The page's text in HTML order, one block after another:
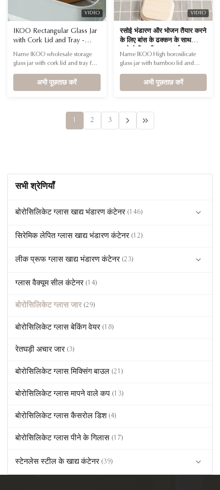
VIDEO
IKOO Rectangular Glass Jar
with Cork Lid and Tray -
High Borosilicate Glass
Storage Jar for 300ml and
Bathroom Accessories
Name IKOO wholesale storage
glass jar with cork lid and tray for
Shape Round Capacity
300ml,715ml Container Material
container can not only store, but
अभी पूछताछ करें
VIDEO
रसोई भंडारण और भोजन तैयार करने
के लिए बांस के ढक्कन के साथ
इकोओ रिब्ड डिज़ाइन हाई
बोरोसिलिकेट ग्लास जार
Name IKOO High borosilicate
glass jar with bamboo lid and
975ml,1280ml,1545ml,1880ml
Container Material High
[Airtight Ribbed Glass Jars with
Lids and Spoons] These airtight
अभी पूछताछ करें
1 2 3
सभी श्रेणियाँ
बोरोसिलिकेट ग्लास खाद्य भंडारण कंटेनर (146)
ग्लास ढक्कन कंटेनर (19)
कूल लॉक ग्लास कंटेनर (23)
4 लॉक ग्लास कंटेनर (5)
साधारण ढक्कन वाला ग्लास कंटेनर
इको वुड ढक्कन ग्लास कंटेनर
कांच का लंच बॉक्स
स्टेनलेस स्टील ढक्कन के साथ कांच का कंटेनर
मिनी ग्लास खाद्य कंटेनर
कस्टम ग्लास कंटेनर
सिरेमिक लेपित ग्लास खाद्य भंडारण कंटेनर (12)
लीक प्रूफ ग्लास खाद्य भंडारण कंटेनर (23)
पीला रंग का खाद्य ग्लासवेयर
एम्बर रंग का खाद्य ग्लासवेयर
ग्लास वैक्यूम सील कंटेनर (14)
बोरोसिलिकेट ग्लास जार (29)
बोरोसिलिकेट ग्लास बेकिंग वेयर (18)
रेतघड़ी अचार जार (3)
बोरोसिलिकेट ग्लास मिक्सिंग बाउल (21)
बोरोसिलिकेट ग्लास मापने वाले कप (13)
बोरोसिलिकेट ग्लास कैसरोल डिश (4)
बोरोसिलिकेट ग्लास पीने के गिलास (17)
स्टेनलेस स्टील के खाद्य कंटेनर (39)